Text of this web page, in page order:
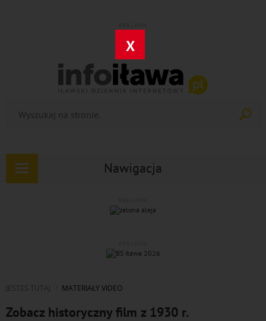
X
Nawigacja
Rozwiń
JESTEŚ TUTAJ MATERIAŁY VIDEO
Zobacz historyczny film z 1930 r.